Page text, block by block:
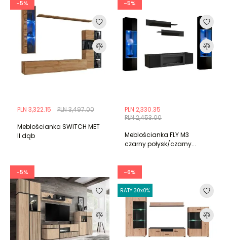
-5%
PLN 3,497.00
PLN 3,322.15
Meblościanka SWITCH MET
II dąb
-5%
PLN 2,453.00
PLN 2,330.35
Meblościanka FLY M3
czarny połysk/czarny...
-5% -6%
RATY 30x0%